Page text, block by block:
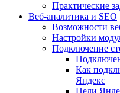
Практические
Веб-аналитика и SEO
Возможности
Настройки
Подключение
Как
Яндекс
Цели